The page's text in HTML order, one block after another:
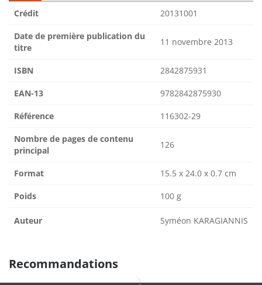
Crédit 20131001
Date de première publication du
titre
11 novembre 2013
ISBN 2842875931
EAN-13 9782842875930
Référence 116302-29
Nombre de pages de contenu
principal
126
Format 15.5 x 24.0 x 0.7 cm
Poids 100 g
Auteur Syméon KARAGIANNIS
Recommandations